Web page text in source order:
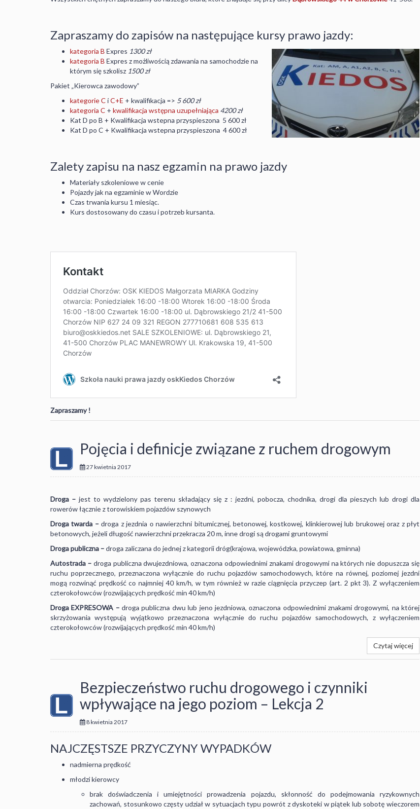
Zapraszamy do zapisów na następujące kursy prawo jazdy:
kategoria B Expres 1300 zł
kategoria B Expres z możliwością zdawania na samochodzie na
którym się szkolisz 1500 zł
Pakiet „Kierowca zawodowy”
kategorie C iC+E + kwalifikacja => 5 600 zł
kategoria C + kwalifikacja wstępna uzupełniająca 4200 zł
Kat D po B + Kwalifikacja wstepna przyspieszona 5 600 zł
Kat D po C + Kwalifikacja wstepna przyspieszona 4 600 zł
Zalety zapisu na nasz egzamin na prawo jazdy
Materiały szkoleniowe w cenie
Pojazdy jak na egzaminie w Wordzie
Czas trwania kursu 1 miesiąc.
Kurs dostosowany do czasu i potrzeb kursanta.
Zapraszamy !
Pojęcia i definicje związane z ruchem drogowym
27 kwietnia 2017
Droga – jest to wydzielony pas terenu składający się z : jezdni, pobocza, chodnika, drogi dla pieszych lub drogi dla
rowerów łącznie z torowiskiem pojazdów szynowych
Droga twarda –droga z jezdnia o nawierzchni bitumicznej, betonowej, kostkowej, klinkierowej lub brukowej oraz z płyt
betonowych, jeżeli długość nawierzchni przekracza 20 m, inne drogi są drogami gruntowymi
Droga publiczna –droga zaliczana do jednej z kategorii dróg(krajowa, wojewódzka, powiatowa, gminna)
Autostrada –droga publiczna dwujezdniowa, oznaczona odpowiednimi znakami drogowymi na których nie dopuszcza się
ruchu poprzecznego, przeznaczona wyłącznie do ruchu pojazdów samochodowych, które na równej, poziomej jezdni
mogą rozwinąć prędkość co najmniej 40 km/h, w tym również w razie ciągnięcia przyczep (art. 2 pkt 3). Z wyłączeniem
czterokołowców (rozwijających prędkość min 40 km/h)
Droga EXPRESOWA –droga publiczna dwu lub jeno jezdniowa, oznaczona odpowiednimi znakami drogowymi, na której
skrzyżowania występują wyjątkowo przeznaczona wyłącznie do ruchu pojazdów samochodowych, z wyłączeniem
czterokołowców (rozwijających prędkość min 40 km/h)
Czytaj więcej
Bezpieczeństwo ruchu drogowego i czynniki
wpływające na jego poziom – Lekcja 2
8 kwietnia 2017
NAJCZĘSTSZE PRZYCZYNY WYPADKÓW
nadmierna prędkość
młodzi kierowcy
brak doświadczenia i umiejętności prowadzenia pojazdu, skłonność do podejmowania ryzykownych
zachowań, stosunkowo częsty udział w sytuacjach typu powrót z dyskoteki w piątek lub sobotę wieczorem